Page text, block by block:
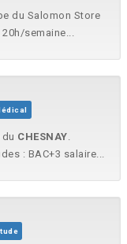
du Salomon Store
semaine...
CHESNAY.
: BAC+3 salaire...